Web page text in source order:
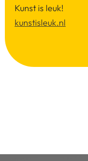
Kunst is leuk!
kunstisleuk.nl